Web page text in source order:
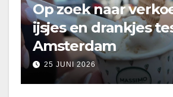
Op zoek naar
ijsjes en drankjes
Amsterdam
25 JUNI 2026